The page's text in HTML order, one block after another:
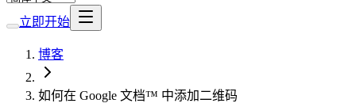
立即开始
博客
如何在 Google 文档™ 中添加二维码